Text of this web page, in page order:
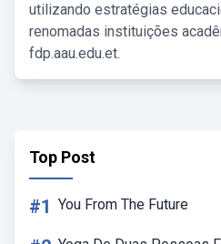
utilizando estratégias
renomadas instituições
fdp.aau.edu.et.
Top Post
#1 You From The Future